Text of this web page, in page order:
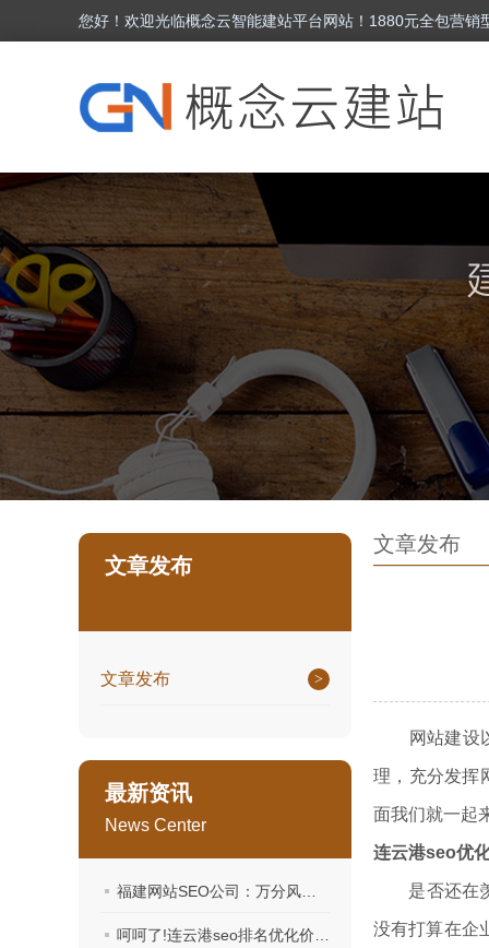
您好！欢迎光临概念云智能建站平台网站！1880元全包营销
文章发布
文章发布
最新资讯
News Center
文章发布
网站建设以
理，充分发挥
面我们就一起
连云港seo优
是否还在羡
没有打算在企